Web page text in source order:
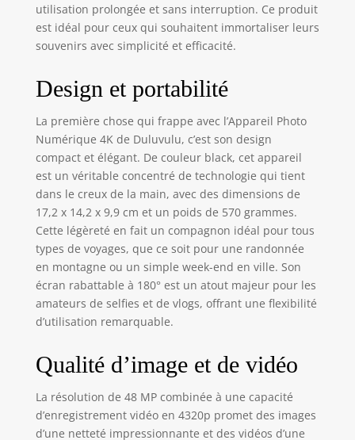
utilisation prolongée et sans interruption. Ce produit
est idéal pour ceux qui souhaitent immortaliser leurs
souvenirs avec simplicité et efficacité.
Design et portabilité
La première chose qui frappe avec l’Appareil Photo
Numérique 4K de Duluvulu, c’est son design
compact et élégant. De couleur black, cet appareil
est un véritable concentré de technologie qui tient
dans le creux de la main, avec des dimensions de
17,2 x 14,2 x 9,9 cm et un poids de 570 grammes.
Cette légèreté en fait un compagnon idéal pour tous
types de voyages, que ce soit pour une randonnée
en montagne ou un simple week-end en ville. Son
écran rabattable à 180° est un atout majeur pour les
amateurs de selfies et de vlogs, offrant une flexibilité
d’utilisation remarquable.
Qualité d’image et de vidéo
La résolution de 48 MP combinée à une capacité
d’enregistrement vidéo en 4320p promet des images
d’une netteté impressionnante et des vidéos d’une